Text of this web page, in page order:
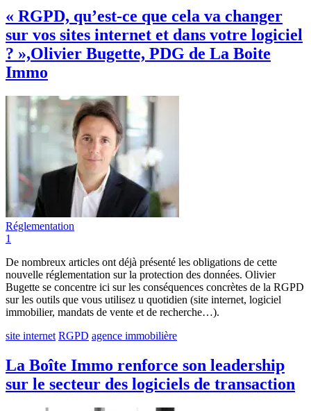
« RGPD, qu’est-ce que cela va changer
sur vos sites internet et dans votre logiciel
? »,Olivier Bugette, PDG de La Boite
Immo
Réglementation
1
De nombreux articles ont déjà présenté les obligations de cette
nouvelle réglementation sur la protection des données. Olivier
Bugette se concentre ici sur les conséquences concrètes de la RGPD
sur les outils que vous utilisez u quotidien (site internet, logiciel
immobilier, mandats de vente et de recherche…).
site internet RGPD agence immobilière
La Boîte Immo renforce son leadership
sur le secteur des logiciels de transaction